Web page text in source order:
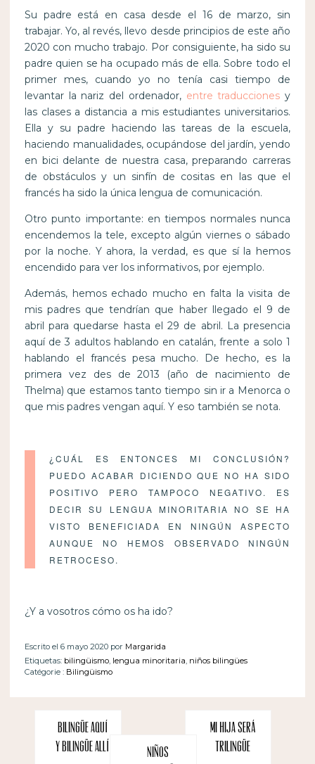
Su padre está en casa desde el 16 de marzo, sin
trabajar. Yo, al revés, llevo desde principios de este año
2020 con mucho trabajo. Por consiguiente, ha sido su
padre quien se ha ocupado más de ella. Sobre todo el
primer mes, cuando yo no tenía casi tiempo de
levantar la nariz del ordenador, entre traducciones y
las clases a distancia a mis estudiantes universitarios.
Ella y su padre haciendo las tareas de la escuela,
haciendo manualidades, ocupándose del jardín, yendo
en bici delante de nuestra casa, preparando carreras
de obstáculos y un sinfín de cositas en las que el
francés ha sido la única lengua de comunicación.
Otro punto importante: en tiempos normales nunca
encendemos la tele, excepto algún viernes o sábado
por la noche. Y ahora, la verdad, es que sí la hemos
encendido para ver los informativos, por ejemplo.
Además, hemos echado mucho en falta la visita de
mis padres que tendrían que haber llegado el 9 de
abril para quedarse hasta el 29 de abril. La presencia
aquí de 3 adultos hablando en catalán, frente a solo 1
hablando el francés pesa mucho. De hecho, es la
primera vez des de 2013 (año de nacimiento de
Thelma) que estamos tanto tiempo sin ir a Menorca o
que mis padres vengan aquí. Y eso también se nota.
¿CUÁL ES ENTONCES MI CONCLUSIÓN?
PUEDO ACABAR DICIENDO QUE NO HA SIDO
POSITIVO PERO TAMPOCO NEGATIVO. ES
DECIR SU LENGUA MINORITARIA NO SE HA
VISTO BENEFICIADA EN NINGÚN ASPECTO
AUNQUE NO HEMOS OBSERVADO NINGÚN
RETROCESO.
¿Y a vosotros cómo os ha ido?
Escrito el 6 mayo 2020 por Margarida
Etiquetas: bilingüismo, lengua minoritaria niños bilingües
Catégorie : Bilingüismo
Bilingüe aquí
y bilingüe allí
Niños
Mi hija será
trilingüe